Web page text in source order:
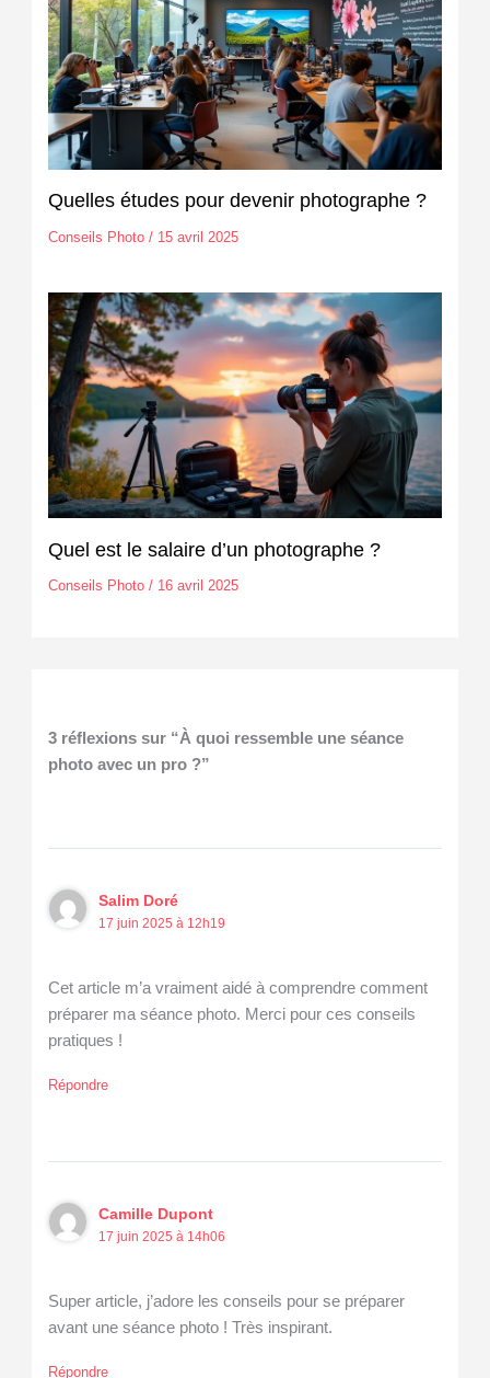
Quelles études pour devenir photographe ?
Conseils Photo/ 15 avril 2025
Quel est le salaire d’un photographe ?
Conseils Photo/ 16 avril 2025
3 réflexions sur “À quoi ressemble une séance
photo avec un pro ?”
Salim Doré
17 juin 2025 à 12h19
Cet article m’a vraiment aidé à comprendre comment
préparer ma séance photo. Merci pour ces conseils
pratiques !
Répondre
Camille Dupont
17 juin 2025 à 14h06
Super article, j’adore les conseils pour se préparer
avant une séance photo ! Très inspirant.
Répondre